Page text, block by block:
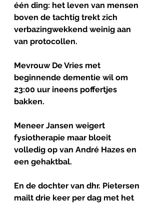
één ding: het leven van mensen
boven de tachtig trekt zich
verbazingwekkend weinig aan
van protocollen.
Mevrouw De Vries met
beginnende dementie wil om
23:00 uur ineens poffertjes
bakken.
Meneer Jansen weigert
fysiotherapie maar bloeit
volledig op van André Hazes en
een gehaktbal.
En de dochter van dhr. Pietersen
mailt drie keer per dag met het